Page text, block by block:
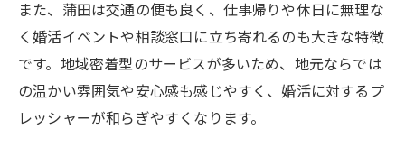
また、蒲田は交通の便も良く、仕事帰りや休日に無理な
く婚活イベントや相談窓口に立ち寄れるのも大きな特徴
です。地域密着型のサービスが多いため、地元ならでは
の温かい雰囲気や安心感も感じやすく、婚活に対するプ
レッシャーが和らぎやすくなります。